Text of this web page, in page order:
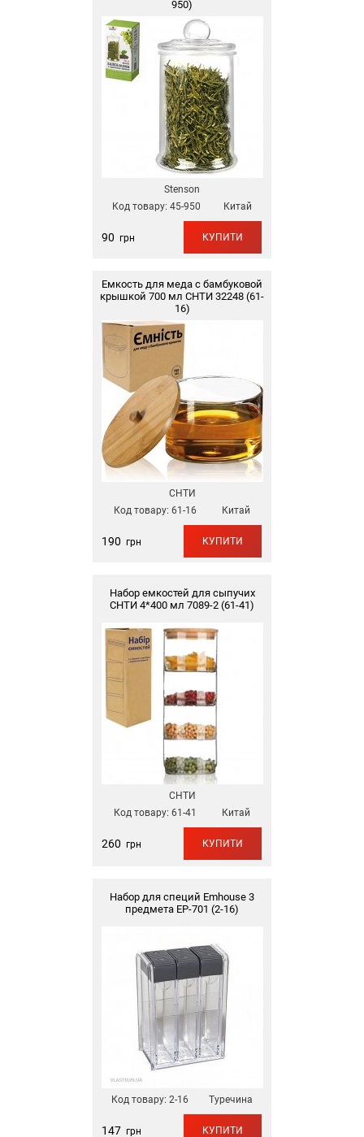
950)
Stenson
Код товару: 45-950 Китай
90 грн КУПИТИ
Емкость для меда с бамбуковой
крышкой 700 мл СНТИ 32248 (61-
16)
СНТИ
Код товару: 61-16 Китай
190 грн КУПИТИ
Набор емкостей для сыпучих
СНТИ 4*400 мл 7089-2 (61-41)
СНТИ
Код товару: 61-41 Китай
260 грн КУПИТИ
Набор для специй Emhouse 3
предмета ЕР-701 (2-16)
Код товару: 2-16 Туречина
147грн КУПИТИ